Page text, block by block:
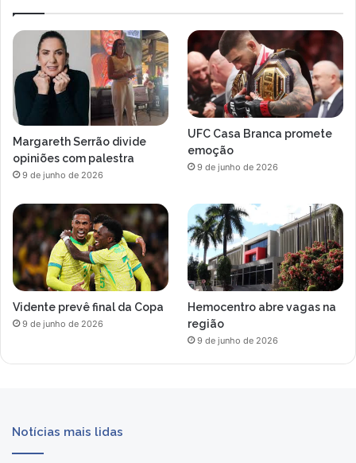
Margareth Serrão divide
opiniões com palestra
9 de junho de 2026
UFC Casa Branca promete
emoção
9 de junho de 2026
Vidente prevê final da Copa
9 de junho de 2026
Hemocentro abre vagas na
região
9 de junho de 2026
Notícias mais lidas